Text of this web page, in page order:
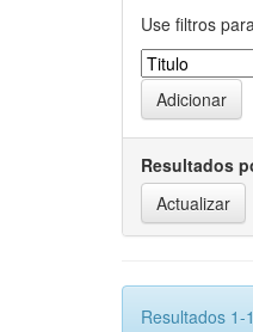
Use filtros
Resultados
Resultados 1-